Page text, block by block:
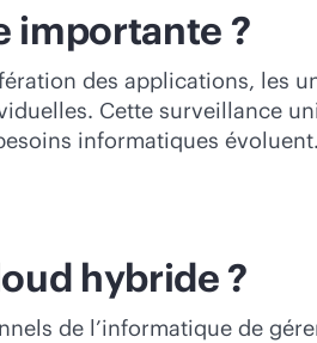
importante ?
des applications, les
Cette surveillance
informatiques évoluent.
hybride ?
de l’informatique de